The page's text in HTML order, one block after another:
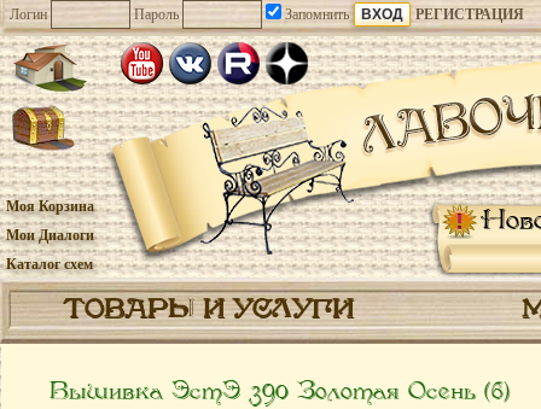
Логин Пароль Запомнить РЕГИСТРАЦИЯ
Моя Корзина
Мои Диалоги
Каталог схем
ТОВАРЫ И УСЛУГИ
Вышивка ЭстЭ 390 Золотая Осень (б)